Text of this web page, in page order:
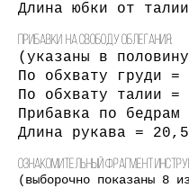
Длина юбки от
Прибавки на свободу облегания:
(указаны в
По обхвату груди =
По обхвату талии =
Прибавка по
Длина рукава =
Ознакомительный фрагмент
(выборочно показаны 8